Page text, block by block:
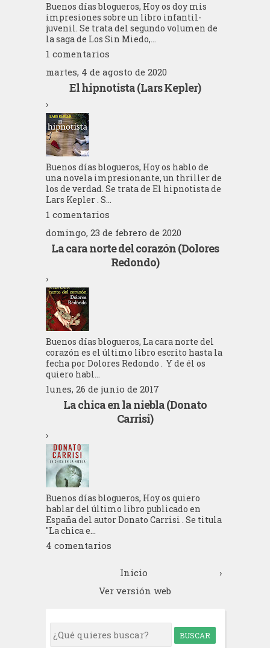
Buenos días blogueros, Hoy os doy mis
impresiones sobre un libro infantil-
juvenil. Se trata del segundo volumen de
la saga de Los Sin Miedo,...
1 comentarios
martes, 4 de agosto de 2020
El hipnotista (Lars Kepler)
›
Buenos días blogueros, Hoy os hablo de
una novela impresionante, un thriller de
los de verdad. Se trata de El hipnotista de
Lars Kepler . S...
1 comentarios
domingo, 23 de febrero de 2020
La cara norte del corazón (Dolores
Redondo)
›
Buenos días blogueros, La cara norte del
corazón es el último libro escrito hasta la
fecha por Dolores Redondo . Y de él os
quiero habl...
lunes, 26 de junio de 2017
La chica en la niebla (Donato
Carrisi)
›
Buenos días blogueros, Hoy os quiero
hablar del último libro publicado en
España del autor Donato Carrisi . Se titula
"La chica e...
4 comentarios
›
Inicio
Ver versión web
S